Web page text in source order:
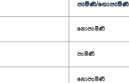
පැමිණි/නොපැමිණි
නොපැමිණි
පැමිණි
නොපැමිණි